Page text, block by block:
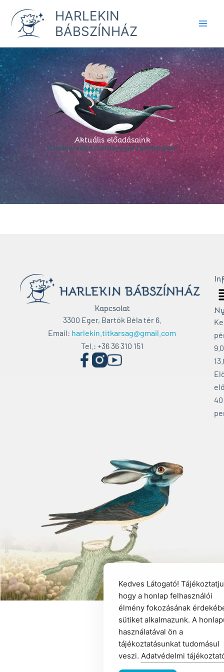
content
HARLEKIN
BÁBSZÍNHÁZ
Aktuális előadásaink
A műsorváltoztatás jogát fenntartjuk!
Kapcsolat
3300 Eger, Bartók Béla tér 6.
Email: harlekin.titkarsag@gmail.com
Tel.: +36 36 310 151
40
Kedves Látogató!
hogy a honlap felhasználói
élmény fokozásának
sütiket alkalmazunk. A
használatával ön a
tájékoztatásunkat tudomásul
veszi. Adatvédelmi